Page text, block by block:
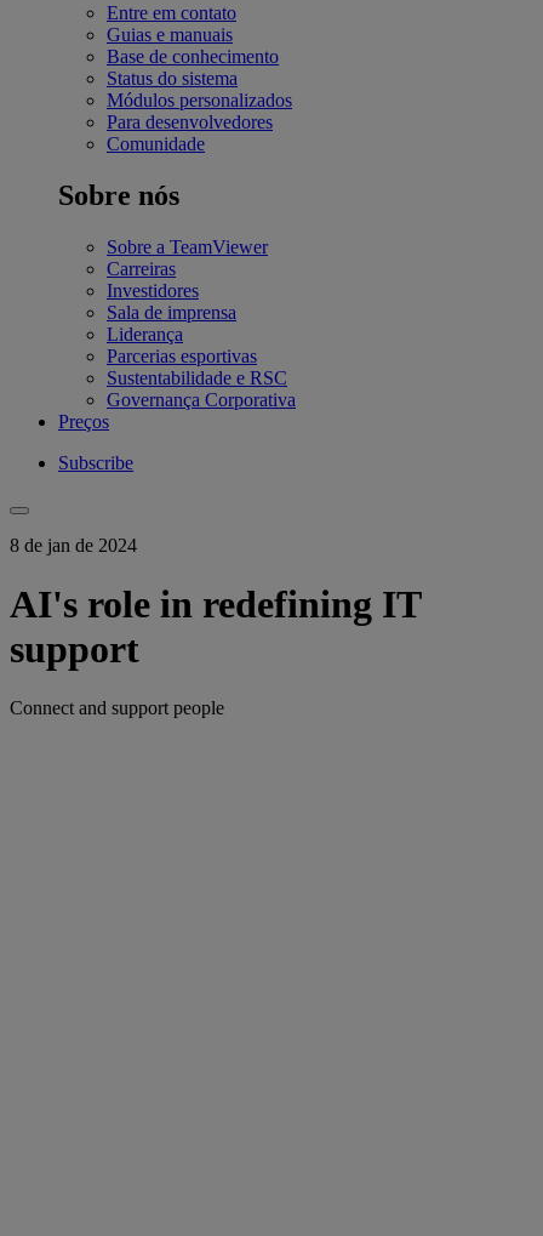
Entre em contato
Guias e manuais
Base de conhecimento
Status do sistema
Módulos personalizados
Para desenvolvedores
Comunidade
Sobre nós
Sobre a TeamViewer
Carreiras
Investidores
Sala de imprensa
Liderança
Parcerias esportivas
Sustentabilidade e RSC
Governança Corporativa
Preços
Subscribe
8 de jan de 2024
AI's role in redefining IT
support
Connect and support people